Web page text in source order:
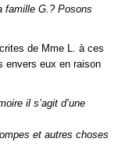
famille G.? Posons
de Mme L. à ces
envers eux en raison
il s’agit d’une
et autres choses